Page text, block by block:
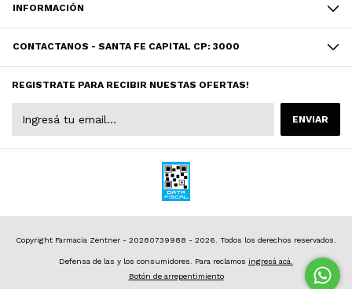
INFORMACIÓN
CONTACTANOS - SANTA FE CAPITAL CP: 3000
REGISTRATE PARA RECIBIR NUESTAS OFERTAS!
Copyright Farmacia Zentner - 20280739988 - 2026. Todos los derechos reservados.
Defensa de las y los consumidores. Para reclamos ingresá acá.
Botón de arrepentimiento